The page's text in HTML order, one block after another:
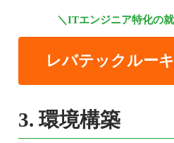
＼ITエンジニア特化の
レバテックルー
3. 環境構築